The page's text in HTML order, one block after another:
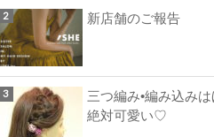
新店舗のご報告
三つ編み•編み込み
絶対可愛い♡